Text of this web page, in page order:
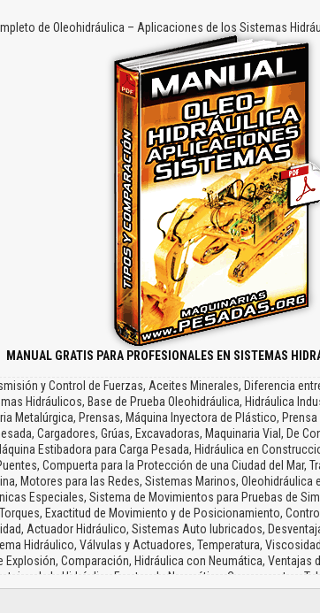
de Oleohidráulica – Aplicaciones de los Sistemas
MANUAL GRATIS PARA PROFESIONALES EN SISTEMAS
y Control de Fuerzas, Aceites Minerales, Diferencia
Hidráulicos, Base de Prueba Oleohidráulica, Hidráulica
Metalúrgica, Prensas, Máquina Inyectora de Plástico,
Cargadores, Grúas, Excavadoras, Maquinaria Vial, De
Estibadora para Carga Pesada, Hidráulica en
Compuerta para la Protección de una Ciudad del Mar,
Motores para las Redes, Sistemas Marinos,
Especiales, Sistema de Movimientos para Pruebas de
Exactitud de Movimiento y de Posicionamiento,
Actuador Hidráulico, Sistemas Auto lubricados,
Hidráulico, Válvulas y Actuadores, Temperatura,
Explosión, Comparación, Hidráulica con Neumática, Ventajas
de la Hidráulica Frente a la Neumática, Componentes,